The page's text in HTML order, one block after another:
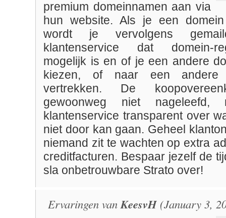
premium domeinnamen aan via
hun website. Als je een
wordt je vervolgens
klantenservice dat domein-
mogelijk is en of je een andere
kiezen, of naar een andere
vertrekken. De
gewoonweg niet
klantenservice transparent over
niet door kan gaan. Geheel
niemand zit te wachten op extra
creditfacturen. Bespaar jezelf de
sla onbetrouwbare Strato over!
Ervaringen vanKeesvH (January 3,